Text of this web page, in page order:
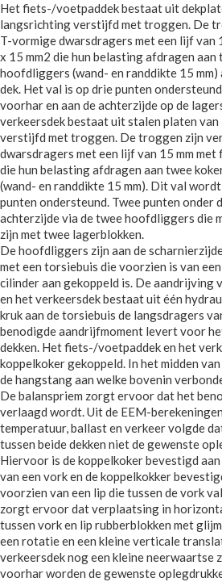
Het fiets-/voetpaddek bestaat uit
langsrichting verstijfd met troggen. De
T-vormige dwarsdragers met een lijf van
x 15 mm2 die hun belasting afdragen
hoofdliggers (wand- en randdikte 15 mm)
dek. Het val is op drie punten
voorhar en aan de achterzijde op de
verkeersdek bestaat uit stalen platen
verstijfd met troggen. De troggen zijn
dwarsdragers met een lijf van 15 mm met
die hun belasting afdragen aan twee
(wand- en randdikte 15 mm). Dit val
punten ondersteund. Twee punten onder
achterzijde via de twee hoofdliggers die
zijn met twee lagerblokken.
De hoofdliggers zijn aan de
met een torsiebuis die voorzien is van
cilinder aan gekoppeld is. De
en het verkeersdek bestaat uit één
kruk aan de torsiebuis de langsdragers
benodigde aandrijfmoment levert voor
dekken. Het fiets-/voetpaddek en het
koppelkoker gekoppeld. In het midden
de hangstang aan welke bovenin
De balanspriem zorgt ervoor dat het
verlaagd wordt. Uit de EEM-
temperatuur, ballast en verkeer volgde
tussen beide dekken niet de gewenste
Hiervoor is de koppelkoker bevestigd
van een vork en de koppelkokker
voorzien van een lip die tussen de vork
zorgt ervoor dat verplaatsing in
tussen vork en lip rubberblokken met
een rotatie en een kleine verticale
verkeersdek nog een kleine neerwaartse
voorhar worden de gewenste